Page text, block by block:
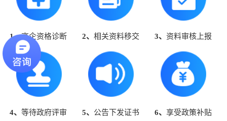
1、高企资格诊断 2、 相关资料移交 3、 资料审核上报
4、等待政府评审 5、 公告下发证书 6、 享受政策补贴